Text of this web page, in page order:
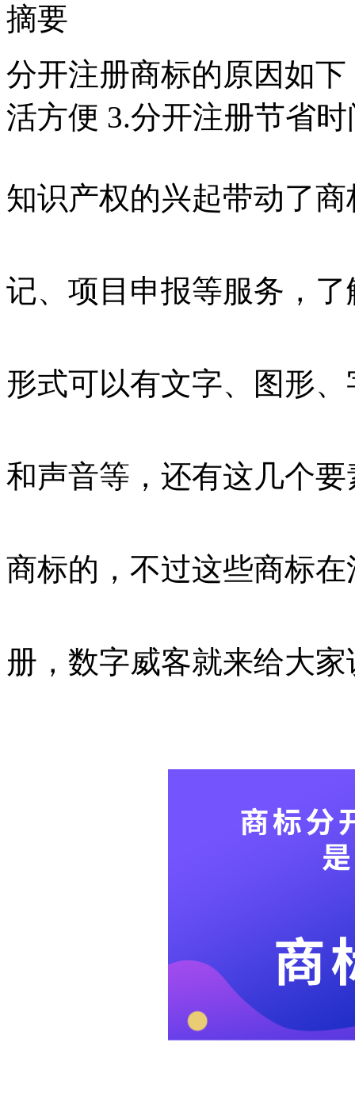
摘要
分开注册商标的原因如
活方便 3.分开注册节省
知识产权的兴起带动了
记、项目申报等服务，
形式可以有文字、图形
和声音等，还有这几个
商标的，不过这些商标
册，数字威客就来给大